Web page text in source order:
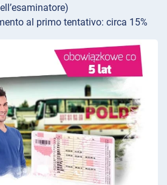
al primo tentativo: circa 15%